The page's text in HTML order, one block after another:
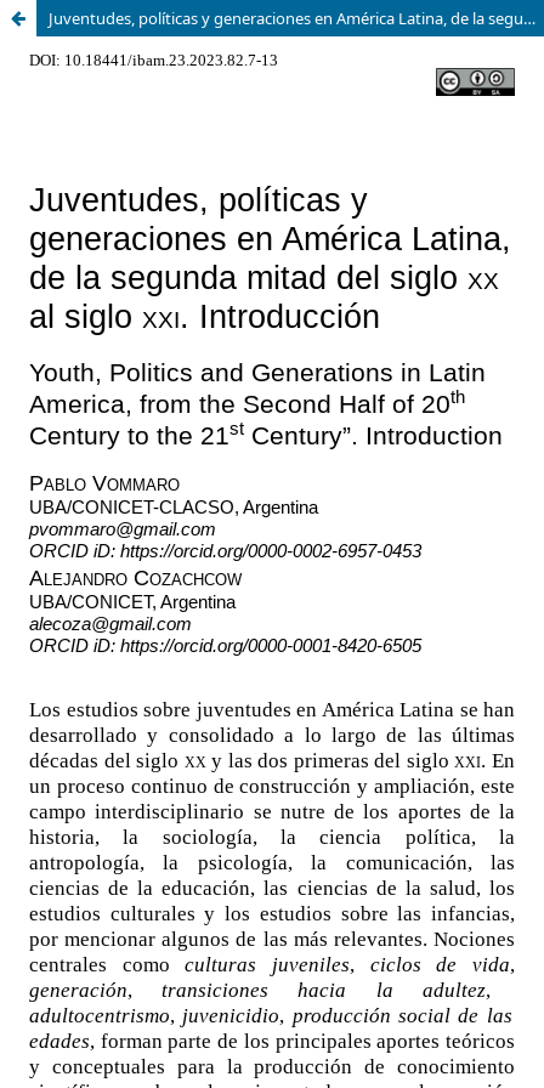
Juventudes, políticas y generaciones en América Latina, de la segunda mitad del siglo XX al siglo XXI. Introducción